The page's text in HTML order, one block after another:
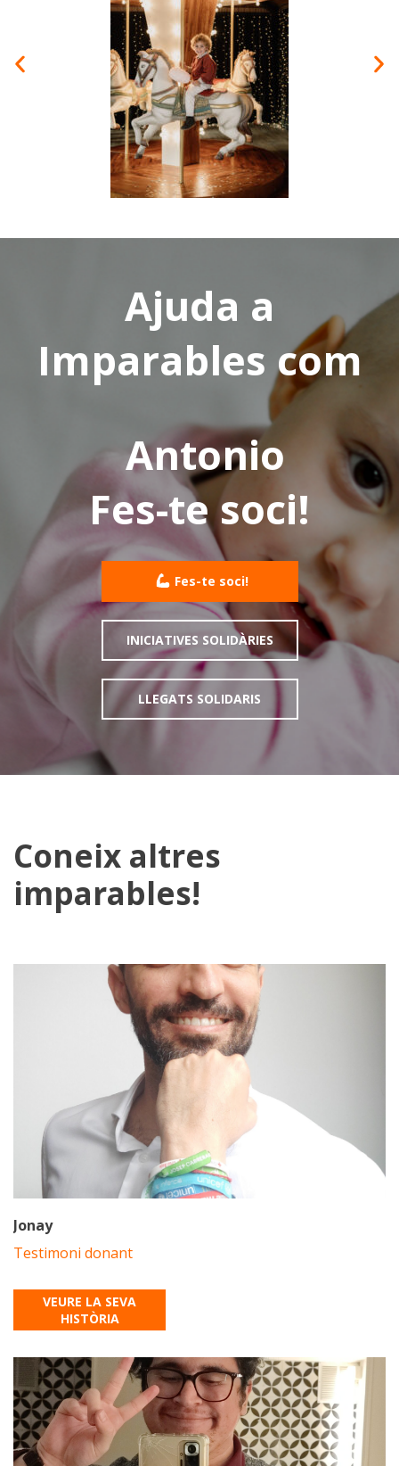
Ajuda a
Imparables com
Antonio
Fes-te soci!
Fes-te soci!
INICIATIVES SOLIDÀRIES
LLEGATS SOLIDARIS
Coneix altres
imparables!
Jonay
Testimoni donant
VEURE LA SEVA
HISTÒRIA